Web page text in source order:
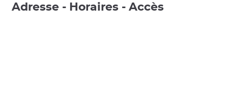
Adresse - Horaires - Accès